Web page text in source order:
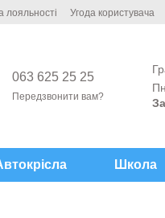
лояльності Угода користувача
063 625 25 25
Передзвонити вам?
Школа